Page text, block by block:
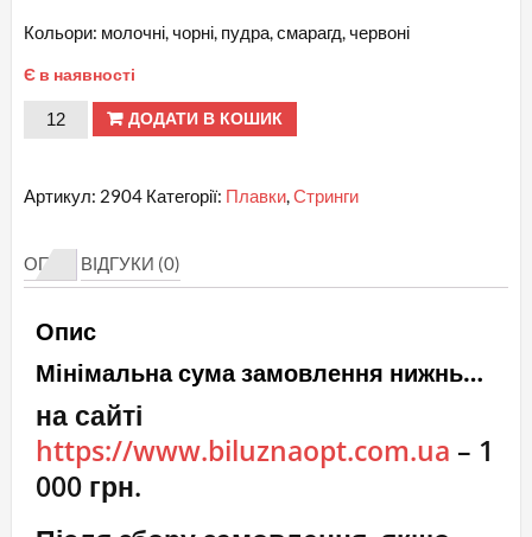
Кольори: молочні, чорні, пудра, смарагд, червоні
Є в наявності
Трусики
кількість
ДОДАТИ В КОШИК
Артикул: 2904 Категорії: Плавки,Стринги
ОПИС ВІДГУКИ (0)
Опис
Мінімальна сума замовлення нижньої білизни
на сайті
https://www.biluznaopt.com.ua – 1
000 грн.